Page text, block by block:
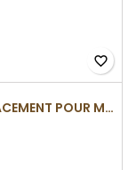
favorite_border
TUBES DE REMPLACEMENT POUR MÉCANISMES SLIMLINE